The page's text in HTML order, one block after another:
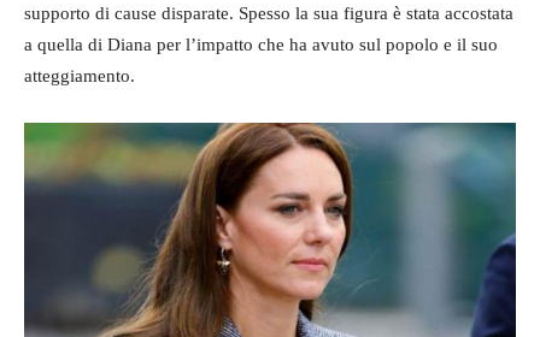
supporto di cause disparate. Spesso la sua figura è stata accostata
a quella di Diana per l’impatto che ha avuto sul popolo e il suo
atteggiamento.